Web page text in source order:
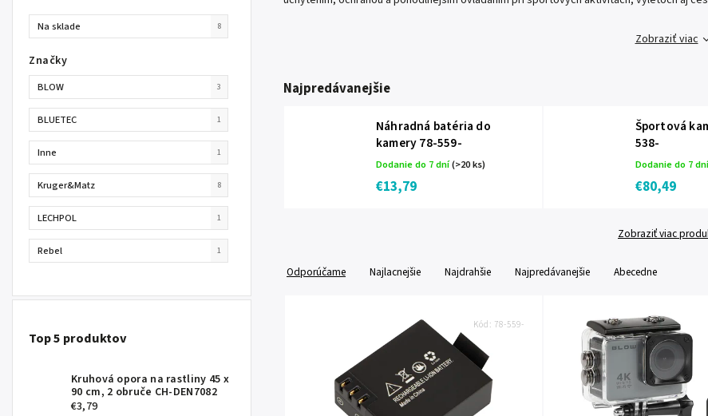
Na sklade 8
Značky
BLOW 3
BLUETEC 1
Inne 1
Kruger&Matz 8
LECHPOL 1
Rebel 1
Top 5 produktov
Kruhová opora na rastliny 45 x
90 cm, 2 obruče CH-DEN7082
€3,79
Zobraziť viac
Najpredávanejšie
Náhradná batéria do
kamery 78-559-
Dodanie do 7 dní(>20 ks)
€13,79
Športová
538-
Dodanie do 7
€80,49
Zobraziť viac
Odporúčame Najlacnejšie Najdrahšie Najpredávanejšie Abecedne
Kód: 78-559-